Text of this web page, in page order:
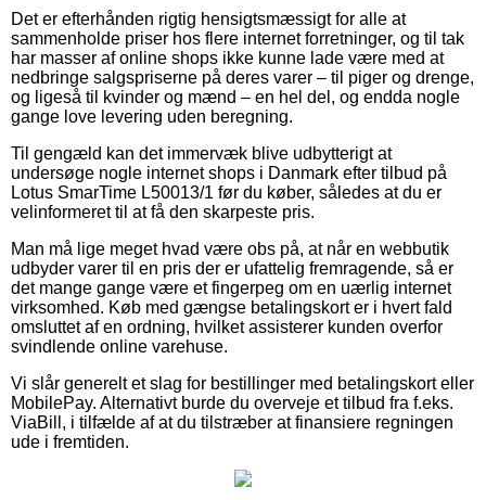
Det er efterhånden rigtig hensigtsmæssigt for alle at
sammenholde priser hos flere internet forretninger, og til tak
har masser af online shops ikke kunne lade være med at
nedbringe salgspriserne på deres varer – til piger og drenge,
og ligeså til kvinder og mænd – en hel del, og endda nogle
gange love levering uden beregning.
Til gengæld kan det immervæk blive udbytterigt at
undersøge nogle internet shops i Danmark efter tilbud på
Lotus SmarTime L50013/1 før du køber, således at du er
velinformeret til at få den skarpeste pris.
Man må lige meget hvad være obs på, at når en webbutik
udbyder varer til en pris der er ufattelig fremragende, så er
det mange gange være et fingerpeg om en uærlig internet
virksomhed. Køb med gængse betalingskort er i hvert fald
omsluttet af en ordning, hvilket assisterer kunden overfor
svindlende online varehuse.
Vi slår generelt et slag for bestillinger med betalingskort eller
MobilePay. Alternativt burde du overveje et tilbud fra f.eks.
ViaBill, i tilfælde af at du tilstræber at finansiere regningen
ude i fremtiden.